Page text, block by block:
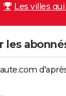
Les villes